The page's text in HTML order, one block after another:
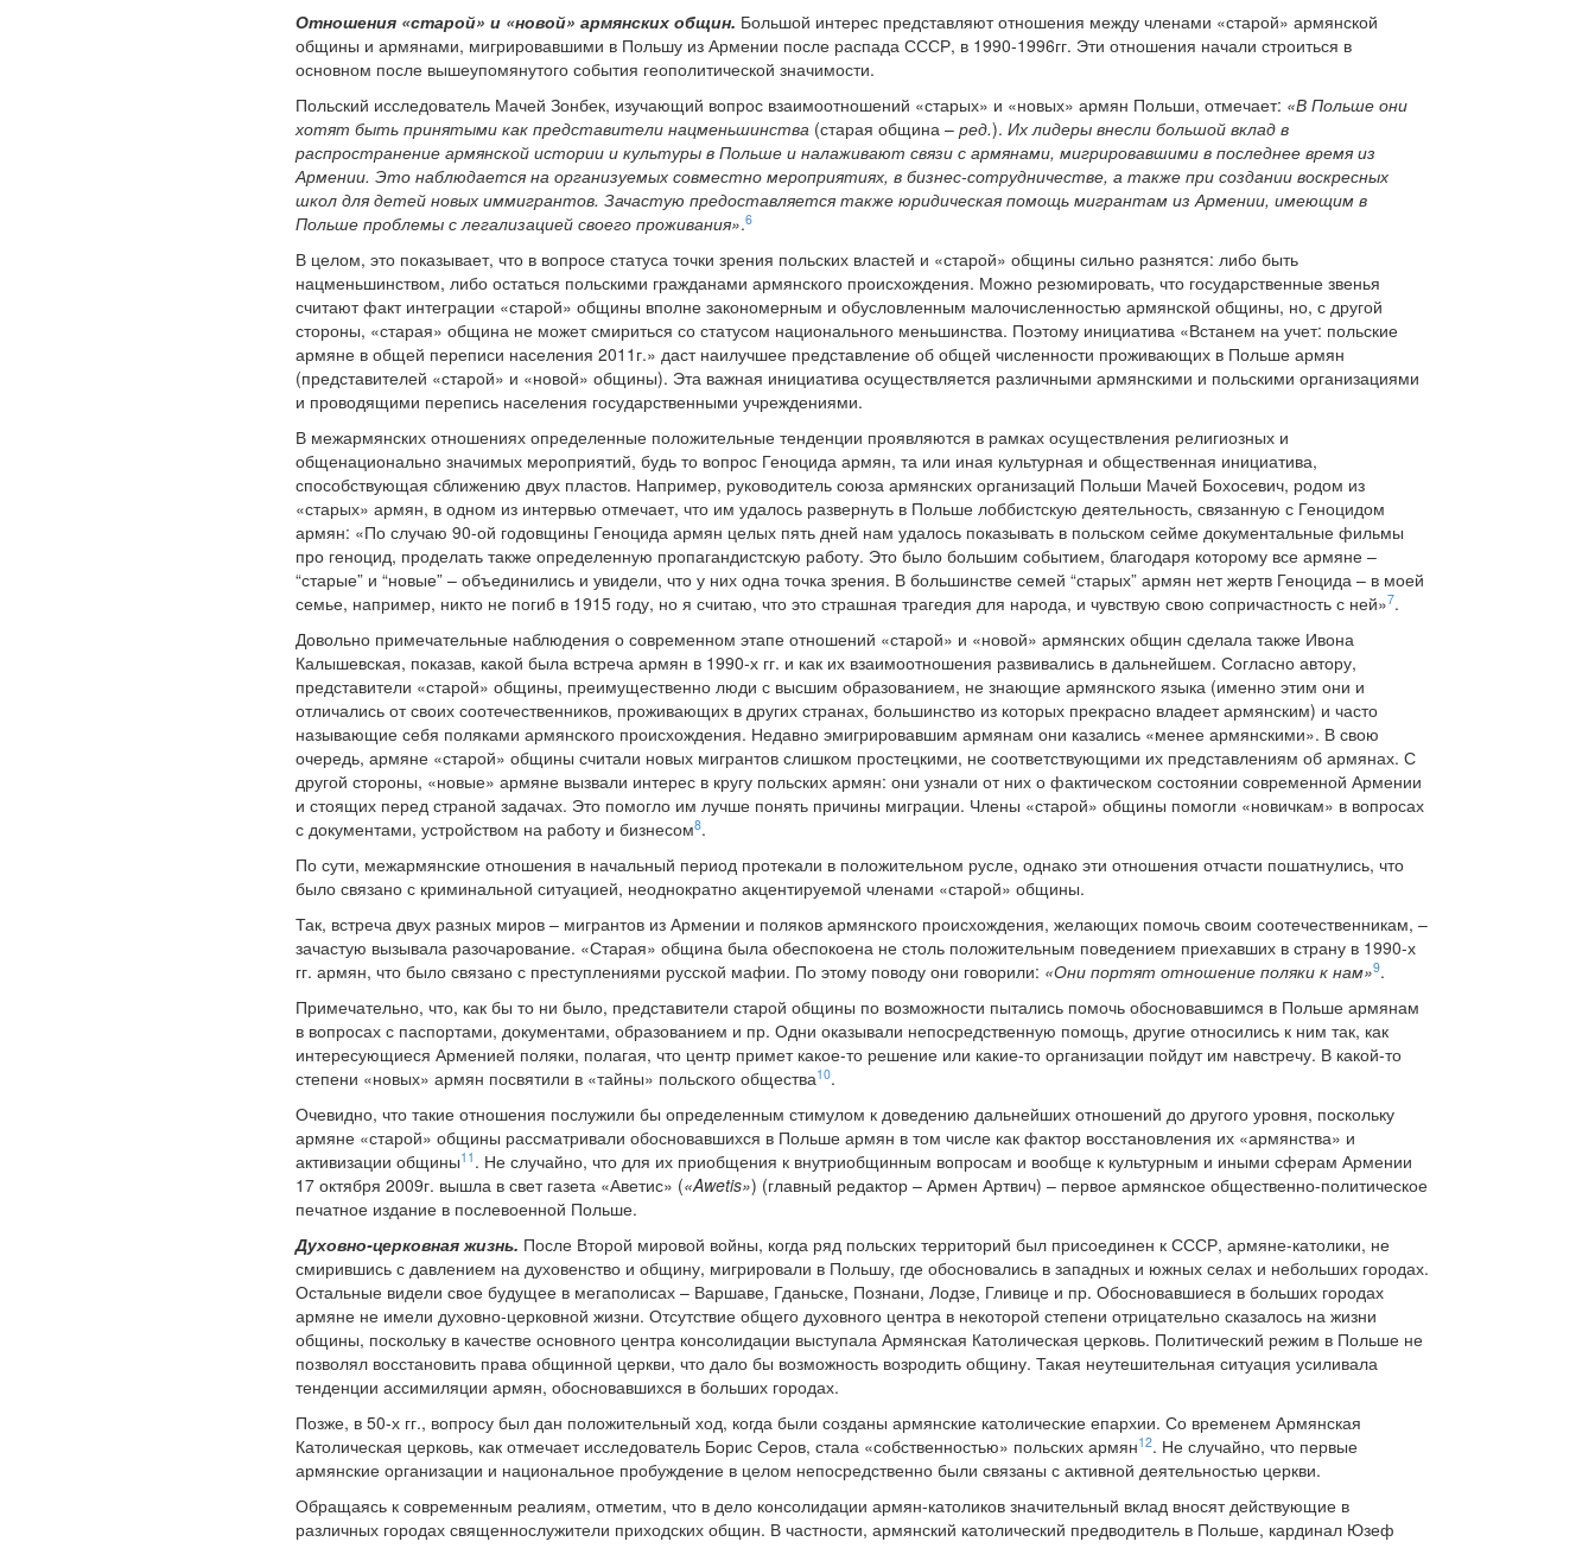
Отношения «старой» и «новой» армянских общин. Большой интерес представляют отношения между членами «старой» армянской
общины и армянами, мигрировавшими в Польшу из Армении после распада СССР, в 1990-1996гг. Эти отношения начали строиться в
основном после вышеупомянутого события геополитической значимости.
Польский исследователь Мачей Зонбек, изучающий вопрос взаимоотношений «старых» и «новых» армян Польши, отмечает: «В Польше они
хотят быть принятыми как представители нацменьшинства (старая община – ред.). Их лидеры внесли большой вклад в
распространение армянской истории и культуры в Польше и налаживают связи с армянами, мигрировавшими в последнее время из
Армении. Это наблюдается на организуемых совместно мероприятиях, в бизнес-сотрудничестве, а также при создании воскресных
школ для детей новых иммигрантов. Зачастую предоставляется также юридическая помощь мигрантам из Армении, имеющим в
Польше проблемы с легализацией своего проживания».6
В целом, это показывает, что в вопросе статуса точки зрения польских властей и «старой» общины сильно разнятся: либо быть
нацменьшинством, либо остаться польскими гражданами армянского происхождения. Можно резюмировать, что государственные звенья
считают факт интеграции «старой» общины вполне закономерным и обусловленным малочисленностью армянской общины, но, с другой
стороны, «старая» община не может смириться со статусом национального меньшинства. Поэтому инициатива «Встанем на учет: польские
армяне в общей переписи населения 2011г.» даст наилучшее представление об общей численности проживающих в Польше армян
(представителей «старой» и «новой» общины). Эта важная инициатива осуществляется различными армянскими и польскими организациями
и проводящими перепись населения государственными учреждениями.
В межармянских отношениях определенные положительные тенденции проявляются в рамках осуществления религиозных и
общенационально значимых мероприятий, будь то вопрос Геноцида армян, та или иная культурная и общественная инициатива,
способствующая сближению двух пластов. Например, руководитель союза армянских организаций Польши Мачей Бохосевич, родом из
«старых» армян, в одном из интервью отмечает, что им удалось развернуть в Польше лоббистскую деятельность, связанную с Геноцидом
армян: «По случаю 90-ой годовщины Геноцида армян целых пять дней нам удалось показывать в польском сейме документальные фильмы
про геноцид, проделать также определенную пропагандистскую работу. Это было большим событием, благодаря которому все армяне –
“старые” и “новые” – объединились и увидели, что у них одна точка зрения. В большинстве семей “старых” армян нет жертв Геноцида – в моей
семье, например, никто не погиб в 1915 году, но я считаю, что это страшная трагедия для народа, и чувствую свою сопричастность с ней»7.
Довольно примечательные наблюдения о современном этапе отношений «старой» и «новой» армянских общин сделала также Ивона
Калышевская, показав, какой была встреча армян в 1990-х гг. и как их взаимоотношения развивались в дальнейшем. Согласно автору,
представители «старой» общины, преимущественно люди с высшим образованием, не знающие армянского языка (именно этим они и
отличались от своих соотечественников, проживающих в других странах, большинство из которых прекрасно владеет армянским) и часто
называющие себя поляками армянского происхождения. Недавно эмигрировавшим армянам они казались «менее армянскими». В свою
очередь, армяне «старой» общины считали новых мигрантов слишком простецкими, не соответствующими их представлениям об армянах. С
другой стороны, «новые» армяне вызвали интерес в кругу польских армян: они узнали от них о фактическом состоянии современной Армении
и стоящих перед страной задачах. Это помогло им лучше понять причины миграции. Члены «старой» общины помогли «новичкам» в вопросах
с документами, устройством на работу и бизнесом8.
По сути, межармянские отношения в начальный период протекали в положительном русле, однако эти отношения отчасти пошатнулись, что
было связано с криминальной ситуацией, неоднократно акцентируемой членами «старой» общины.
Так, встреча двух разных миров – мигрантов из Армении и поляков армянского происхождения, желающих помочь своим соотечественникам, –
зачастую вызывала разочарование. «Старая» община была обеспокоена не столь положительным поведением приехавших в страну в 1990-х
гг. армян, что было связано с преступлениями русской мафии. По этому поводу они говорили: «Они портят отношение поляки к нам»9.
Примечательно, что, как бы то ни было, представители старой общины по возможности пытались помочь обосновавшимся в Польше армянам
в вопросах с паспортами, документами, образованием и пр. Одни оказывали непосредственную помощь, другие относились к ним так, как
интересующиеся Арменией поляки, полагая, что центр примет какое-то решение или какие-то организации пойдут им навстречу. В какой-то
степени «новых» армян посвятили в «тайны» польского общества10.
Очевидно, что такие отношения послужили бы определенным стимулом к доведению дальнейших отношений до другого уровня, поскольку
армяне «старой» общины рассматривали обосновавшихся в Польше армян в том числе как фактор восстановления их «армянства» и
активизации общины11 . Не случайно, что для их приобщения к внутриобщинным вопросам и вообще к культурным и иными сферам Армении
17 октября 2009г. вышла в свет газета «Аветис» («Awetis») (главный редактор – Армен Артвич) – первое армянское общественно-политическое
печатное издание в послевоенной Польше.
Духовно-церковная жизнь. После Второй мировой войны, когда ряд польских территорий был присоединен к СССР, армяне-католики, не
смирившись с давлением на духовенство и общину, мигрировали в Польшу, где обосновались в западных и южных селах и небольших городах.
Остальные видели свое будущее в мегаполисах – Варшаве, Гданьске, Познани, Лодзе, Гливице и пр. Обосновавшиеся в больших городах
армяне не имели духовно-церковной жизни. Отсутствие общего духовного центра в некоторой степени отрицательно сказалось на жизни
общины, поскольку в качестве основного центра консолидации выступала Армянская Католическая церковь. Политический режим в Польше не
позволял восстановить права общинной церкви, что дало бы возможность возродить общину. Такая неутешительная ситуация усиливала
тенденции ассимиляции армян, обосновавшихся в больших городах.
Позже, в 50-х гг., вопросу был дан положительный ход, когда были созданы армянские католические епархии. Со временем Армянская
Католическая церковь, как отмечает исследователь Борис Серов, стала «собственностью» польских армян12. Не случайно, что первые
армянские организации и национальное пробуждение в целом непосредственно были связаны с активной деятельностью церкви.
Обращаясь к современным реалиям, отметим, что в дело консолидации армян-католиков значительный вклад вносят действующие в
различных городах священнослужители приходских общин. В частности, армянский католический предводитель в Польше, кардинал Юзеф